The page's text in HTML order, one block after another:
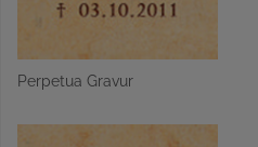
Perpetua Gravur